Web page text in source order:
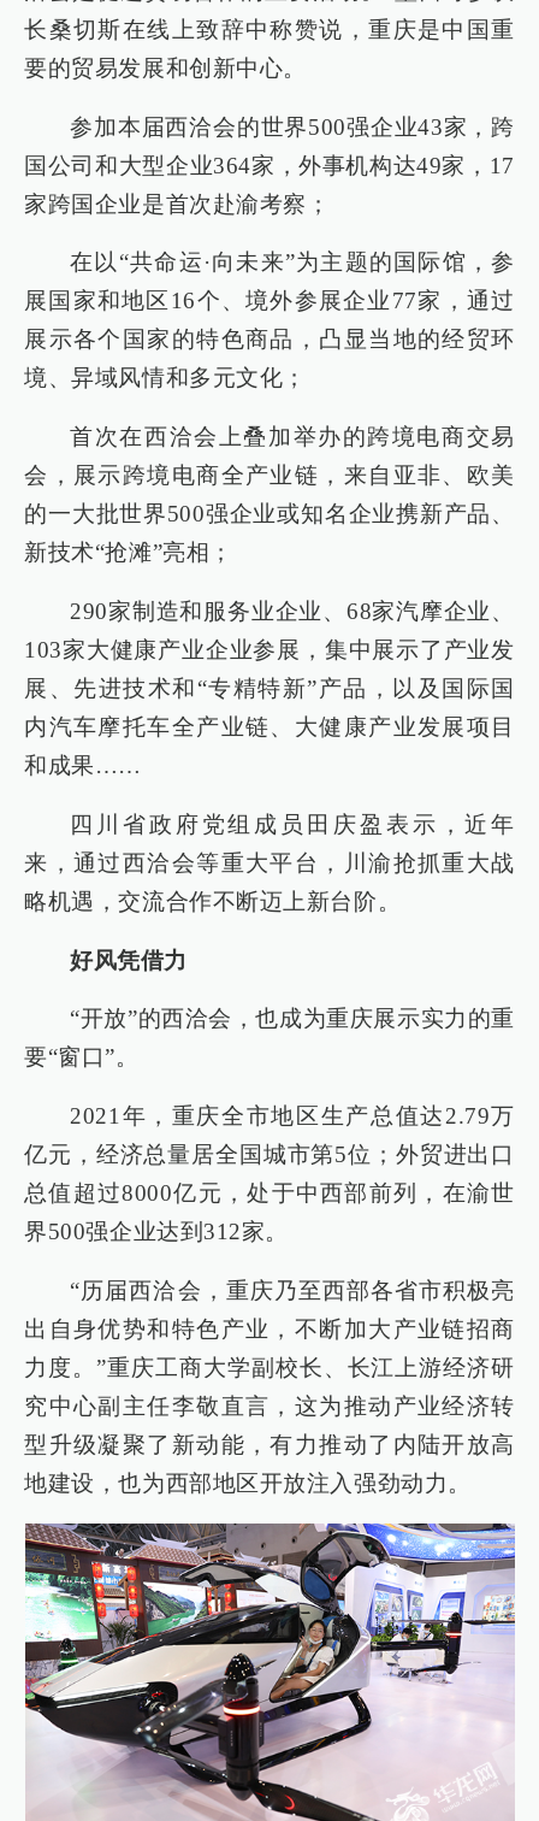
长桑切斯在线上致辞中称赞说，重庆是中国重
要的贸易发展和创新中心。
参加本届西洽会的世界500强企业43家，跨
国公司和大型企业364家，外事机构达49家，17
家跨国企业是首次赴渝考察；
在以“共命运·向未来”为主题的国际馆，参
展国家和地区16个、境外参展企业77家，通过
展示各个国家的特色商品，凸显当地的经贸环
境、异域风情和多元文化；
首次在西洽会上叠加举办的跨境电商交易
会，展示跨境电商全产业链，来自亚非、欧美
的一大批世界500强企业或知名企业携新产品、
新技术“抢滩”亮相；
290家制造和服务业企业、68家汽摩企业、
103家大健康产业企业参展，集中展示了产业发
展、先进技术和“专精特新”产品，以及国际国
内汽车摩托车全产业链、大健康产业发展项目
和成果……
四川省政府党组成员田庆盈表示，近年
来，通过西洽会等重大平台，川渝抢抓重大战
略机遇，交流合作不断迈上新台阶。
好风凭借力
“开放”的西洽会，也成为重庆展示实力的重
要“窗口”。
2021年，重庆全市地区生产总值达2.79万
亿元，经济总量居全国城市第5位；外贸进出口
总值超过8000亿元，处于中西部前列，在渝世
界500强企业达到312家。
“历届西洽会，重庆乃至西部各省市积极亮
出自身优势和特色产业，不断加大产业链招商
力度。”重庆工商大学副校长、长江上游经济研
究中心副主任李敬直言，这为推动产业经济转
型升级凝聚了新动能，有力推动了内陆开放高
地建设，也为西部地区开放注入强劲动力。